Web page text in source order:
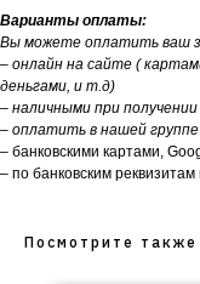
Варианты оплаты:
Вы можете оплатить ваш
– онлайн на сайте (
деньгами, и т.д)
– наличными при
– оплатить в нашей
– банковскими картами,
– по банковским
Посмотрите также